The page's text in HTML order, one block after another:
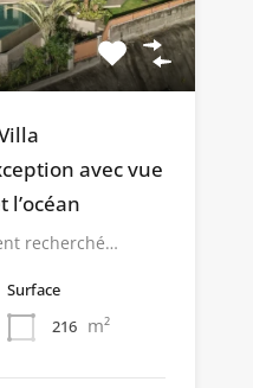
avec vue
l’océan
recherché…
Surface
216 m²